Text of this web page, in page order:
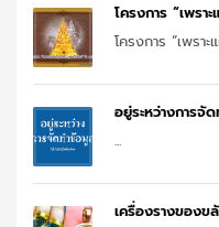
โครงการ “เพร
โครงการ “เพร
อยู่ระหว่างการจั
...
เครื่องรางของข